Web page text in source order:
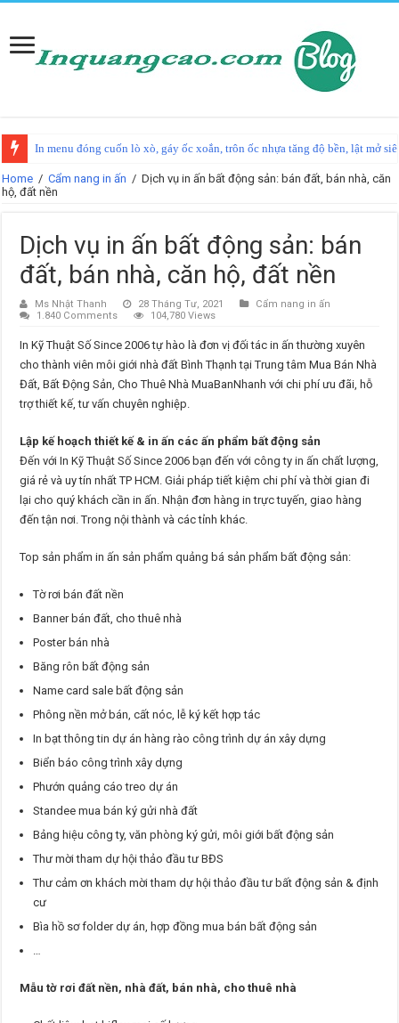
In menu hình mèo Maneki Neko cho quán mua may bán đắt, hút tiền tài
Home / Cẩm nang in ấn / Dịch vụ in ấn bất động sản: bán đất, bán nhà, căn
hộ, đất nền
Dịch vụ in ấn bất động sản: bán
đất, bán nhà, căn hộ, đất nền
Ms Nhật Thanh 28 Tháng Tư, 2021
Cẩm nang in ấn
1.840 Comments
104,780 Views
In Kỹ Thuật Số Since 2006 tự hào là đơn vị đối tác in ấn thường xuyên
cho thành viên môi giới nhà đất Bình Thạnh tại Trung tâm Mua Bán Nhà
Đất, Bất Động Sản, Cho Thuê Nhà MuaBanNhanh với chi phí ưu đãi, hỗ
trợ thiết kế, tư vấn chuyên nghiệp.
Lập kế hoạch thiết kế & in ấn các ấn phẩm bất động sản
Đến với In Kỹ Thuật Số Since 2006 bạn đến với công ty in ấn chất lượng,
giá rẻ và uy tín nhất TP HCM. Giải pháp tiết kiệm chi phí và thời gian đi
lại cho quý khách cần in ấn. Nhận đơn hàng in trực tuyến, giao hàng
đến tận nơi. Trong nội thành và các tỉnh khác.
Top sản phẩm in ấn sản phẩm quảng bá sản phẩm bất động sản:
Tờ rơi bán đất nền
Banner bán đất, cho thuê nhà
Poster bán nhà
Băng rôn bất động sản
Name card sale bất động sản
Phông nền mở bán, cất nóc, lễ ký kết hợp tác
In bạt thông tin dự án hàng rào công trình dự án xây dựng
Biển báo công trình xây dựng
Phướn quảng cáo treo dự án
Standee mua bán ký gửi nhà đất
Bảng hiệu công ty, văn phòng ký gửi, môi giới bất động sản
Thư mời tham dự hội thảo đầu tư BĐS
Thư cảm ơn khách mời tham dự hội thảo đầu tư bất động sản & định
cư
Bìa hồ sơ folder dự án, hợp đồng mua bán bất động sản
…
Mẫu tờ rơi đất nền, nhà đất, bán nhà, cho thuê nhà